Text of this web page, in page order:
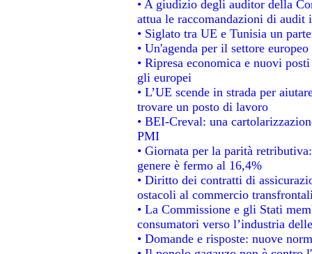
• A giudizio degli auditor della
attua le raccomandazioni di audit
• Siglato tra UE e Tunisia un
• Un'agenda per il settore
• Ripresa economica e nuovi
gli europei
• L’UE scende in strada per
trovare un posto di lavoro
• BEI-Creval: una
PMI
• Giornata per la parità
genere è fermo al 16,4%
• Diritto dei contratti di
ostacoli al commercio
• La Commissione e gli Stati
consumatori verso l’industria
• Domande e risposte: nuove